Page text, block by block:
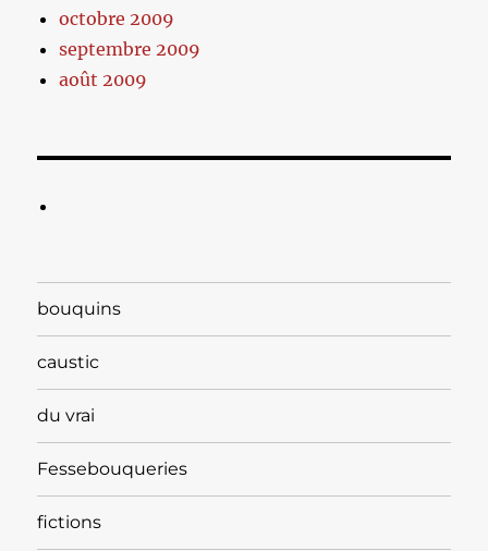
octobre 2009
septembre 2009
août 2009
bouquins
caustic
du vrai
Fessebouqueries
fictions